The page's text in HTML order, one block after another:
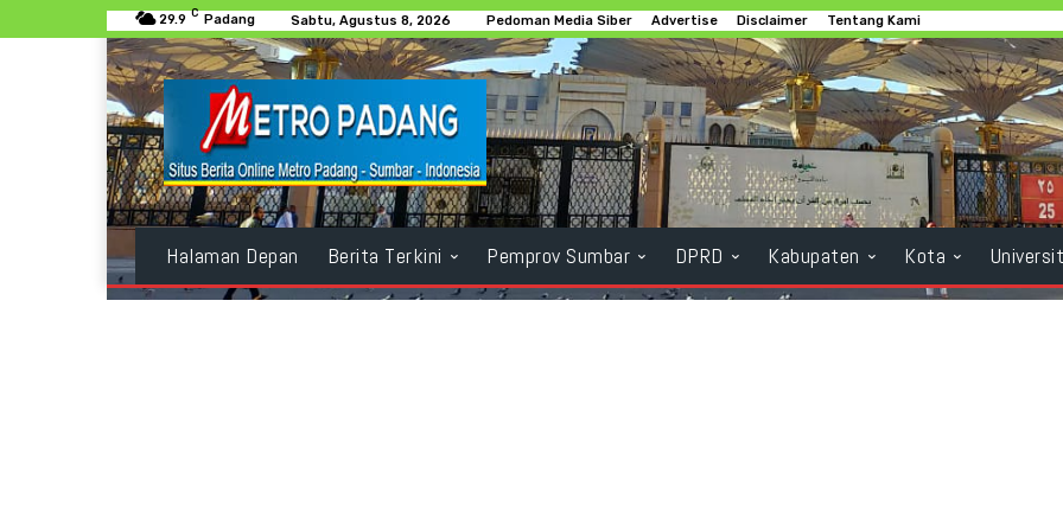
29.9 C Padang Sabtu, Agustus 8, 2026 Pedoman Media Siber Advertise Disclaimer Tentang Kami
Halaman Depan Berita Terkini Pemprov Sumbar DPRD Kabupaten Kota